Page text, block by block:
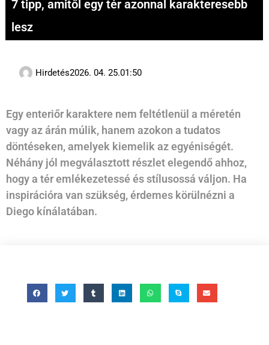
7 tipp, amitől egy tér azonnal karakteresebb
lesz
Hirdetés2026. 04. 25.01:50
Egy enteriőr karaktere nem feltétlenül a méretén
vagy az árán múlik, hanem azokon a tudatos
döntéseken, amelyek kiemelik az egyéniségét.
Néhány jól megválasztott részlet elegendő ahhoz,
hogy a tér emlékezetessé és stílusossá váljon. Ha
inspirációra van szükség, érdemes körülnézni a
Diego kínálatában.